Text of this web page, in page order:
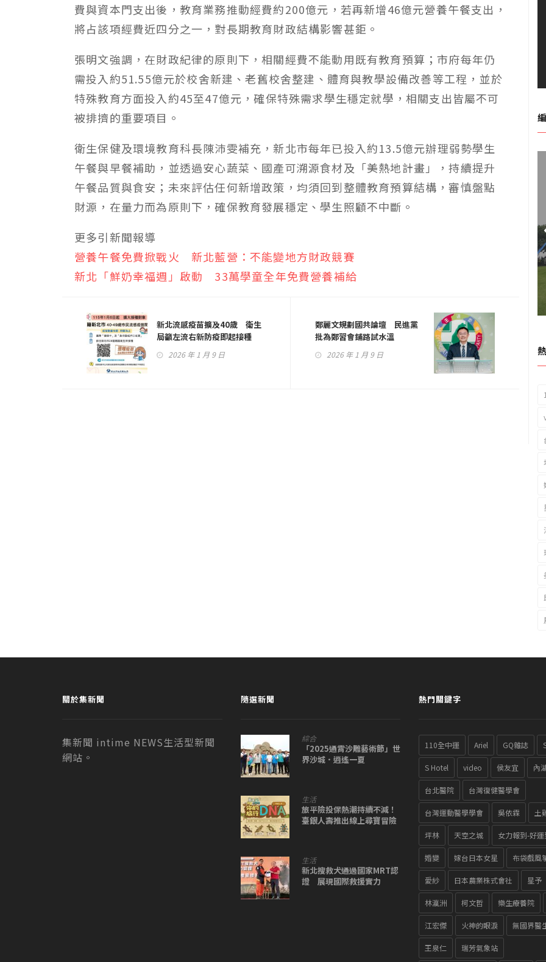
費與資本門支出後，教育業務推動經費約200億元，若再新增46億元營養午餐支出，
將占該項經費近四分之一，對長期教育財政結構影響甚鉅。
張明文強調，在財政紀律的原則下，相關經費不能動用既有教育預算；市府每年仍
需投入約51.55億元於校舍新建、老舊校舍整建、體育與教學設備改善等工程，並於
特殊教育方面投入約45至47億元，確保特殊需求學生穩定就學，相關支出皆屬不可
被排擠的重要項目。
衛生保健及環境教育科長陳沛雯補充，新北市每年已投入約13.5億元辦理弱勢學生
午餐與早餐補助，並透過安心蔬菜、國產可溯源食材及「美熱地計畫」，持續提升
午餐品質與食安；未來評估任何新增政策，均須回到整體教育預算結構，審慎盤點
財源，在量力而為原則下，確保教育發展穩定、學生照顧不中斷。
更多引新聞報導
營養午餐免費掀戰火 新北藍營：不能變地方財政競賽
新北「鮮奶幸福週」啟動 33萬學童全年免費營養補給
新北流感疫苗擴及40歲 衛生
局籲左流右新防疫即起接種
2026 年 1 月 9 日
鄭麗文規劃國共論壇 民進黨
批為鄭習會鋪路試水溫
2026 年 1 月 9 日
關於集新聞
集新聞 intime NEWS生活型新聞
網站。
隨選新聞
綜合
「2025通霄沙雕藝術節」世
界沙城．逍遙一夏
生活
旅平險投保熱潮持續不減！
臺銀人壽推出線上尋寶冒險
生活
新北搜救犬通過國家MRT認
證 展現國際救援實力
熱門關鍵字
110全中運 Ariel GQ雜誌
S Hotel video 侯友宜 內
台北醫院 台灣復健醫學會
台灣運動醫學學會 吳依霖 土
坪林 天空之城 女力報到-好運
婚變 嫁台日本女星 布袋戲風
愛紗 日本農業株式會社 星予
林瀛洲 柯文哲 樂生療養院
江宏傑 火神的眼淚 無國界醫
王泉仁 瑞芳氣象站